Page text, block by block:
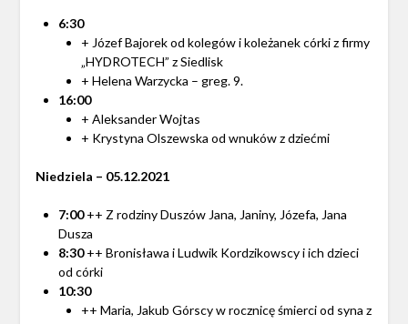
6:30
+ Józef Bajorek od kolegów i koleżanek córki z firmy
„HYDROTECH” z Siedlisk
+ Helena Warzycka – greg. 9.
16:00
+ Aleksander Wojtas
+ Krystyna Olszewska od wnuków z dziećmi
Niedziela – 05.12.2021
7:00++ Z rodziny Duszów Jana, Janiny, Józefa, Jana
Dusza
8:30++ Bronisława i Ludwik Kordzikowscy i ich dzieci
od córki
10:30
++ Maria, Jakub Górscy w rocznicę śmierci od syna z